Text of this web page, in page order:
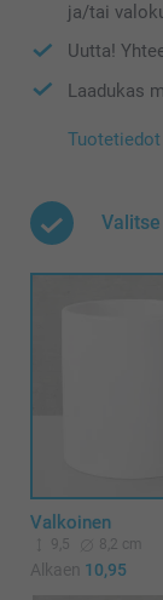
ja/tai
Uutta!
Laadukas
Tuotetiedot
Valkoinen
9,5 8,2 cm
Alkaen 10,95